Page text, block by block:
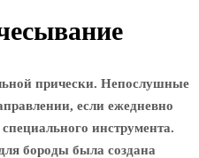
прически. Непослушные
если ежедневно
инструмента.
бороды была создана